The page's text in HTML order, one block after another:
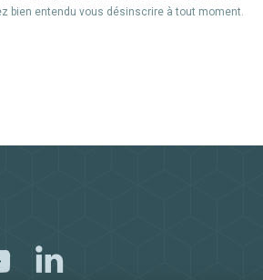
bien entendu vous désinscrire à tout moment.
YouTube